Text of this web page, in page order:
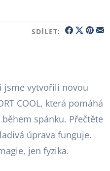
SDÍLET:
jsme vytvořili novou
COOL, která pomáhá
spánku. Přečtěte
úprava funguje.
jen fyzika.